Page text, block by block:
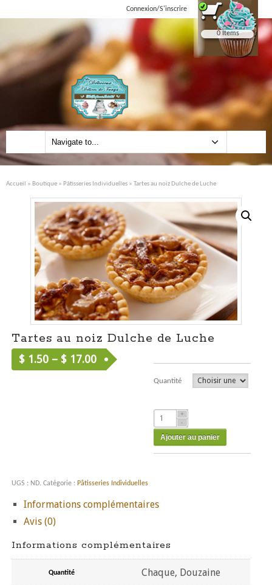
Connexion/S'inscrire
0 Items
Accueil » Boutique » Pâtisseries Individuelles » Tartes au noiz Dulche de Luche
Tartes au noiz Dulche de Luche
$1.50– $17.00
Quantité
Ajouter au panier
UGS : ND. Catégorie : Pâtisseries Individuelles
Informations complémentaires
Avis (0)
Informations complémentaires
Quantité Chaque, Douzaine